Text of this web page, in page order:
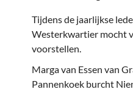
Tijdens de jaarlijkse
Westerkwartier mocht
voorstellen.
Marga van Essen van
Pannenkoek burcht